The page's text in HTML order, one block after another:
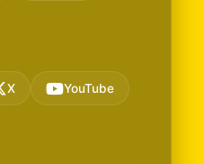
X YouTube